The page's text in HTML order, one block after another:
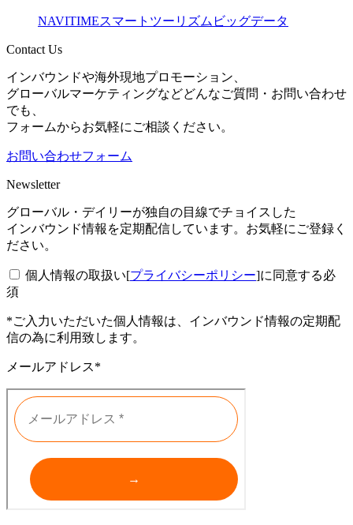
NAVITIMEスマートツーリズム ビッグデータ
Contact Us
インバウンドや海外現地プロモーション、
グローバルマーケティングなどどんなご質問・お問い合わせ
でも、
フォームからお気軽にご相談ください。
お問い合わせフォーム
Newsletter
グローバル・デイリーが独自の目線でチョイスした
インバウンド情報を定期配信しています。お気軽にご登録く
ださい。
個人情報の取扱い[プライバシーポリシー]に同意する必
須
*ご入力いただいた個人情報は、インバウンド情報の定期配
信の為に利用致します。
メールアドレス*